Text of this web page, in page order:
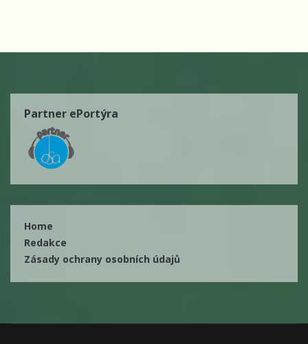
Partner ePortýra
Home
Redakce
Zásady ochrany osobních údajů